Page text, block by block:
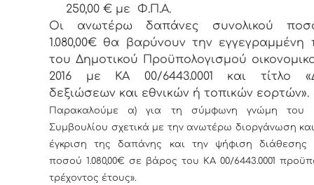
250,00 € με Φ.Π.Α.
Οι ανωτέρω δαπάνες συνολικού
1.080,00€ θα βαρύνουν την εγγεγραμμένη
του Δημοτικού Προϋπολογισμού
2016 με ΚΑ 00/6443.0001 και τίτλο
δεξιώσεων και εθνικών ή τοπικών εορτών».
Παρακαλούμε α) για τη σύμφωνη γνώμη του
Συμβουλίου σχετικά με την ανωτέρω διοργάνωση και
έγκριση της δαπάνης και την ψήφιση διάθεσης
ποσού 1.080,00€ σε βάρος του ΚΑ 00/6443.0001
τρέχοντος έτους».